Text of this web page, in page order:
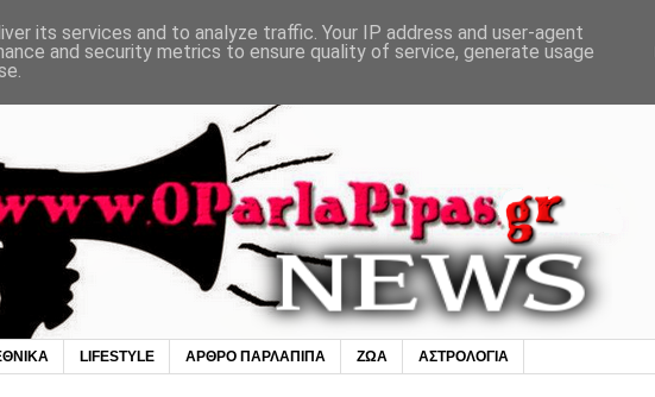
LIFESTYLE ΑΡΘΡΟ ΠΑΡΛΑΠΙΠΑ ΖΩΑ ΑΣΤΡΟΛΟΓΙΑ
its services and to analyze traffic. Your IP address and user-agent
and security metrics to ensure quality of service, generate usage